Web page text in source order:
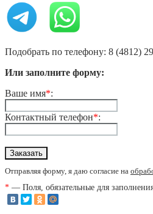
Подобрать по телефону: 8 (4812)
Или заполните форму:
Ваше имя*:
Контактный телефон*:
Отправляя форму, я даю согласие на
* — Поля, обязательные для